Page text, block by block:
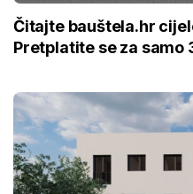
Čitajte bauštela.hr
Pretplatite se za samo